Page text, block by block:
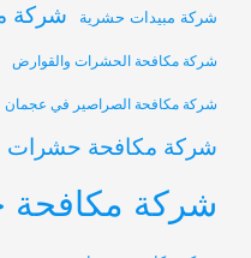
شركة مبيدات حشرية شركة
شركة مكافحة الحشرات والقوارض
شركة مكافحة الصراصير في عجمان
شركة مكافحة حشرات
شركة